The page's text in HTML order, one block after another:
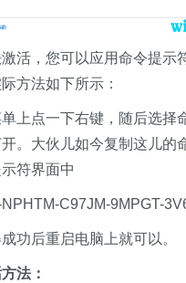
活，您可以应用命令提示
方法如下所示：
上点一下右键，随后选择
开。大伙儿如今复制这儿的
符界面中
C97JM-9MPGT-
功后重启电脑上就可以。
法：